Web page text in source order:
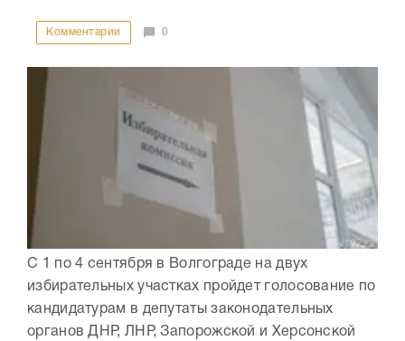
Комментарии 0
С 1 по 4 сентября в Волгограде на двух
избирательных участках пройдет голосование по
кандидатурам в депутаты законодательных
органов ДНР, ЛНР, Запорожской и Херсонской